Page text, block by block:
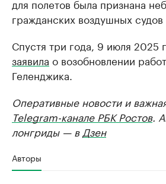
для полетов была признана
гражданских воздушных
Спустя три года, 9 июля 2025
заявила о возобновлении
Геленджика.
Оперативные новости и
Telegram-канале РБК Ростов.
лонгриды — в Дзен
Авторы